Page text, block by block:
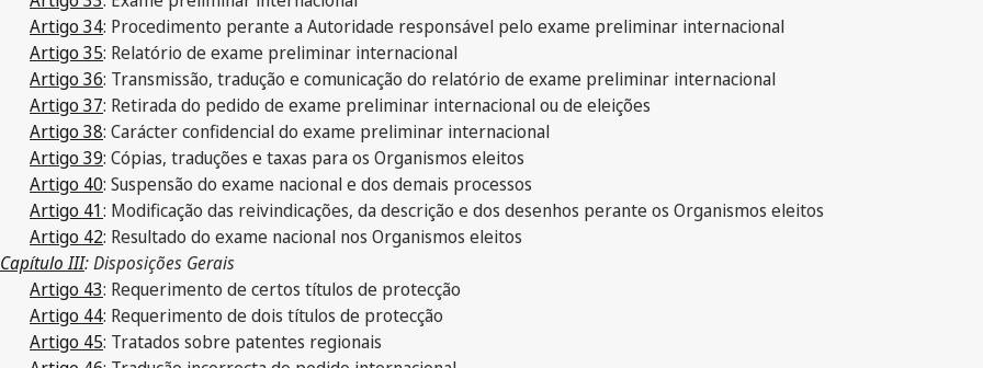
Artigo 34: Procedimento perante a Autoridade responsável pelo exame preliminar internacional
Artigo 35: Relatório de exame preliminar internacional
Artigo 36: Transmissão, tradução e comunicação do relatório de exame preliminar internacional
Artigo 37: Retirada do pedido de exame preliminar internacional ou de eleições
Artigo 38: Carácter confidencial do exame preliminar internacional
Artigo 39: Cópias, traduções e taxas para os Organismos eleitos
Artigo 40: Suspensão do exame nacional e dos demais processos
Artigo 41: Modificação das reivindicações, da descrição e dos desenhos perante os Organismos eleitos
Artigo 42: Resultado do exame nacional nos Organismos eleitos
Capítulo III: Disposições Gerais
Artigo 43: Requerimento de certos títulos de protecção
Artigo 44: Requerimento de dois títulos de protecção
Artigo 45: Tratados sobre patentes regionais